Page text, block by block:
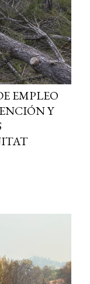
EMPLEO
Y